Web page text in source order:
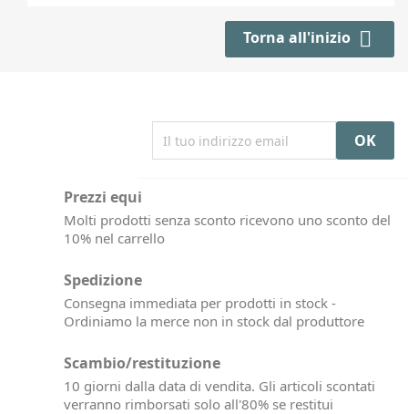
Torna all'inizio 
Prezzi equi
Molti prodotti senza sconto ricevono uno sconto del
10% nel carrello
Spedizione
Consegna immediata per prodotti in stock -
Ordiniamo la merce non in stock dal produttore
Scambio/restituzione
10 giorni dalla data di vendita. Gli articoli scontati
verranno rimborsati solo all'80% se restitui